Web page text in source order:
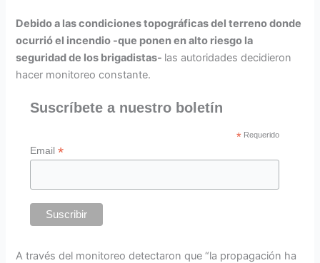
Debido a las condiciones topográficas del terreno donde
ocurrió el incendio -que ponen en alto riesgo la
seguridad de los brigadistas- las autoridades decidieron
hacer monitoreo constante.
Suscríbete a nuestro boletín
* Requerido
Email*
A través del monitoreo detectaron que “la propagación ha